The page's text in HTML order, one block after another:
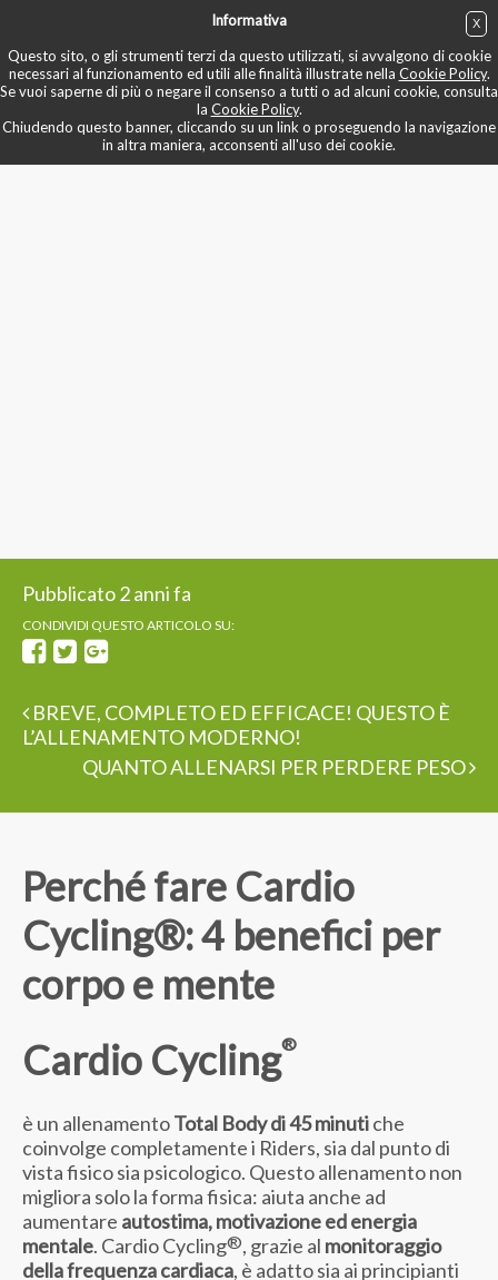
Informativa
Questo sito, o gli strumenti terzi da questo utilizzati, si avvalgono di cookie
necessari al funzionamento ed utili alle finalità illustrate nella Cookie Policy.
Se vuoi saperne di più o negare il consenso a tutti o ad alcuni cookie, consulta
la Cookie Policy.
Chiudendo questo banner, cliccando su un link o proseguendo la navigazione
in altra maniera, acconsenti all'uso dei cookie.
X
Pubblicato 2 anni fa
CONDIVIDI QUESTO ARTICOLO SU:
BREVE, COMPLETO ED EFFICACE! QUESTO È
L’ALLENAMENTO MODERNO!
QUANTO ALLENARSI PER PERDERE PESO
Perché fare Cardio
Cycling®: 4 benefici per
corpo e mente
Cardio Cycling®
è un allenamentoTotal Body di 45 minutiche
coinvolge completamente i Riders, sia dal punto di
vista fisico sia psicologico. Questo allenamento non
migliora solo la forma fisica: aiuta anche ad
aumentare autostima, motivazione ed energia
mentale. Cardio Cycling®, grazie al monitoraggio
della frequenza cardiaca, è adatto sia ai principianti